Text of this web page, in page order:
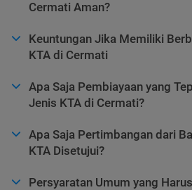
Cermati Aman?
Keuntungan Jika Memiliki
KTA di Cermati
Apa Saja Pembiayaan yang
Jenis KTA di Cermati?
Apa Saja Pertimbangan dari
KTA Disetujui?
Persyaratan Umum yang